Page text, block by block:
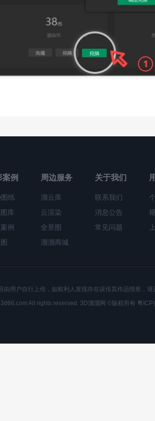
案例
纸
库
例
周边服务
溜云库
云渲染
全景图
溜溜商城
关于我们
联系我们
消息公告
常见问题
由用户自行上传，如权利人发现存在误传其作品情形，
All rights reserved. 3D溜溜网 ©版权所有 粤ICP